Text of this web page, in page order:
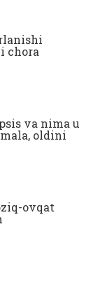
chora
va nima u
oldini
ovqat